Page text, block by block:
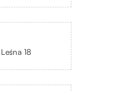
18